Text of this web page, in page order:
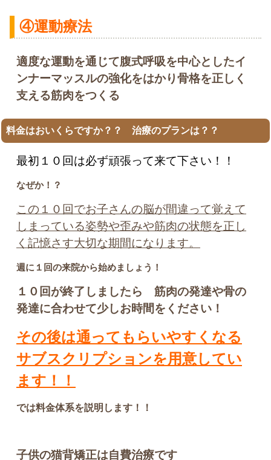
④運動療法
適度な運動を通じて腹式呼吸を中心としたイ
ンナーマッスルの強化をはかり骨格を正しく
支える筋肉をつくる
料金はおいくらですか？？ 治療のプランは？？
最初１０回は必ず頑張って来て下さい！！
なぜか！？
この１０回でお子さんの脳が間違って覚えて
しまっている姿勢や歪みや筋肉の状態を正し
く記憶さす大切な期間になります。
週に１回の来院から始めましょう！
１０回が終了しましたら 筋肉の発達や骨の
発達に合わせて少しお時間をください！
その後は通ってもらいやすくなる
サブスクリプションを用意してい
ます！！
では料金体系を説明します！！
子供の猫背矯正は自費治療です